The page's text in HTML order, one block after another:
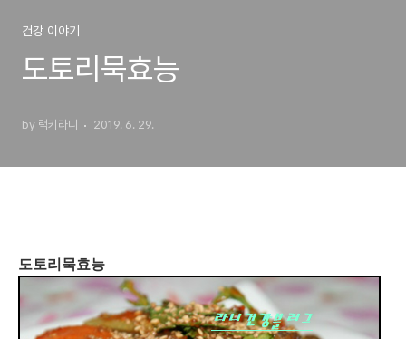
건강 이야기
도토리묵효능
by 럭키라니 2019. 6. 29.
도토리묵효능